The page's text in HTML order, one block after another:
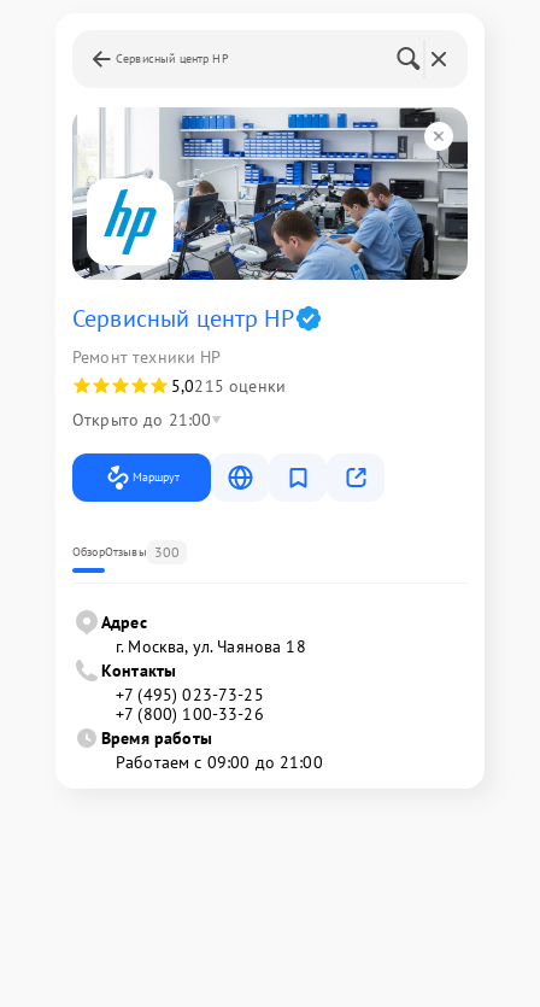
Сервисный центр HP
Сервисный центр HP
Ремонт техники HP
5,0215 оценки
Открыто до 21:00
Маршрут
ОбзорОтзывы 300
Адрес
г. Москва, ул. Чаянова 18
Контакты
+7 (495) 023-73-25
+7 (800) 100-33-26
Время работы
Работаем с 09:00 до 21:00